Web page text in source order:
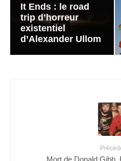
It Ends : le road
trip d’horreur
existentiel
d’Alexander Ullom
Mort de Donald